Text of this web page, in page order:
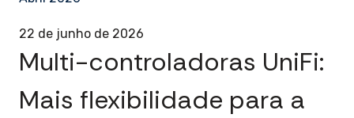
22 de junho de 2026
Multi-controladoras UniFi:
Mais flexibilidade para a